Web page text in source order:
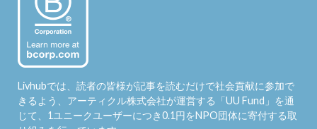
Livhubでは、読者の皆様が記事を読むだけで社会貢献に参加で
きるよう、アーティクル株式会社が運営する「UU Fund 」を通
じて、1ユニークユーザーにつき0.1円をNPO団体に寄付する取